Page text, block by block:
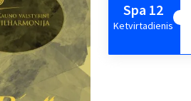
Spa 12
Ketvirtadienis